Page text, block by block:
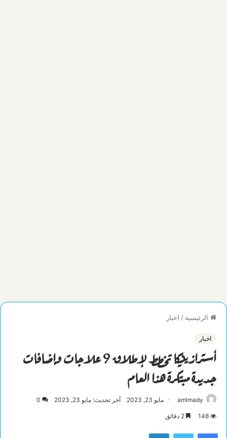
الرئيسية / اخبار
اخبار
أسترازينيكا تخطط لإطلاق 9 علاجات وإضافات
جديدة مبتكرة هذا العام
amlmady مايو 23, 2023 آخر تحديث: مايو 23, 2023 0
148
فيسبوك تويتر لينكدإن